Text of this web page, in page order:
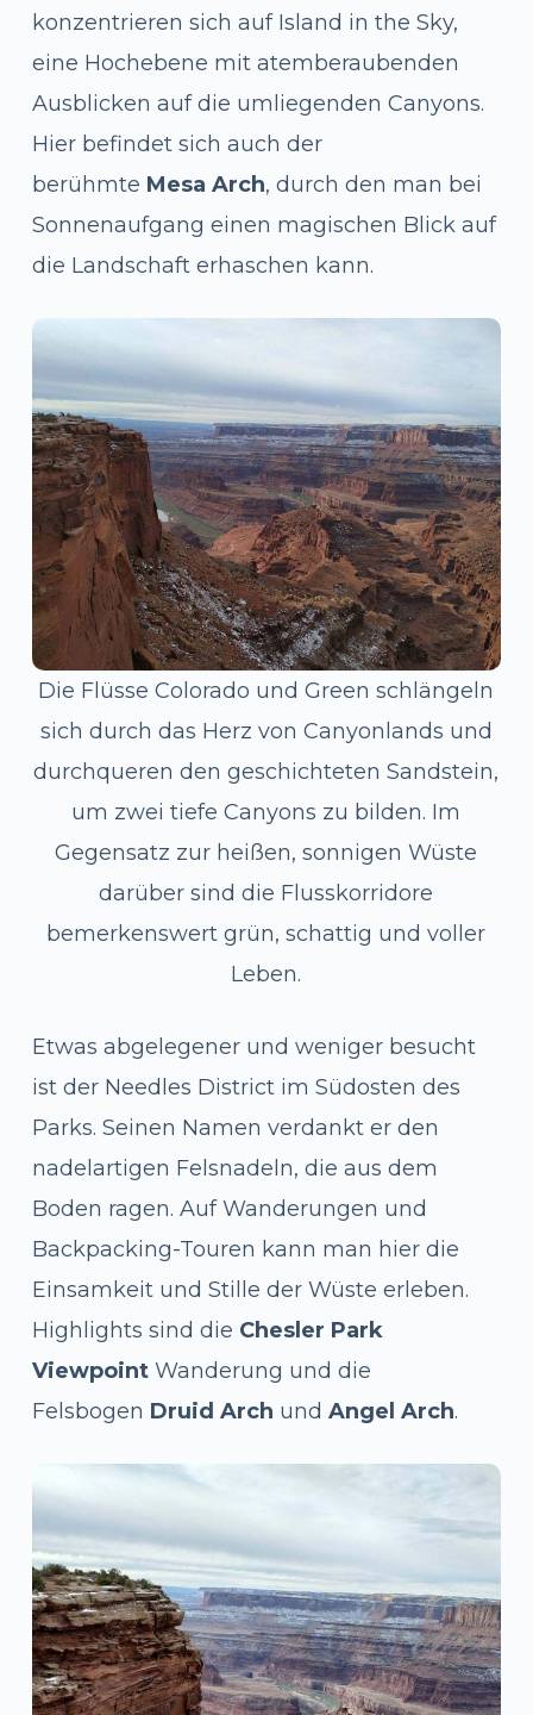
konzentrieren sich auf Island in the Sky,
eine Hochebene mit atemberaubenden
Ausblicken auf die umliegenden Canyons.
Hier befindet sich auch der
berühmte Mesa Arch, durch den man bei
Sonnenaufgang einen magischen Blick auf
die Landschaft erhaschen kann.
Die Flüsse Colorado und Green schlängeln
sich durch das Herz von Canyonlands und
durchqueren den geschichteten Sandstein,
um zwei tiefe Canyons zu bilden. Im
Gegensatz zur heißen, sonnigen Wüste
darüber sind die Flusskorridore
bemerkenswert grün, schattig und voller
Leben.
Etwas abgelegener und weniger besucht
ist der Needles District im Südosten des
Parks. Seinen Namen verdankt er den
nadelartigen Felsnadeln, die aus dem
Boden ragen. Auf Wanderungen und
Backpacking-Touren kann man hier die
Einsamkeit und Stille der Wüste erleben.
Highlights sind die Chesler Park
ViewpointWanderung und die
Felsbogen Druid Arch und Angel Arch.